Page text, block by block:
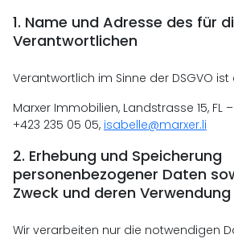
1. Name und Adresse des für
Verantwortlichen
Verantwortlich im Sinne der DSGVO ist
Marxer Immobilien, Landstrasse 15, FL
+423 235 05 05, isabelle@marxer.li
2. Erhebung und Speicherung
personenbezogener Daten
Zweck und deren Verwendung
Wir verarbeiten nur die notwendigen